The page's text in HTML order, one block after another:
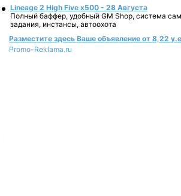
Lineage 2 High Five x500 - 28 Августа
Полный баффер, удобный GM Shop, система
задания, инстансы, автоохота
Разместите здесь Ваше объявление от 8,22
Promo-Reklama.ru